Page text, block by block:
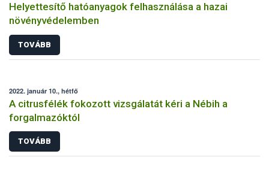
Helyettesítő hatóanyagok felhasználása a hazai
növényvédelemben
TOVÁBB
2022. január 10., hétfő
A citrusfélék fokozott vizsgálatát kéri a Nébih a
forgalmazóktól
TOVÁBB